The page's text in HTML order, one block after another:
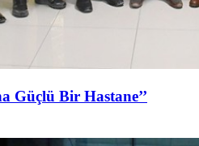
Güçlü Bir Hastane’’